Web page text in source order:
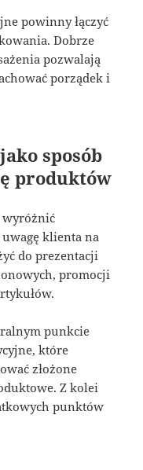
powinny łączyć
Dobrze
pozwalają
porządek i
sposób
produktów
wyróżnić
klienta na
do prezentacji
promocji
punkcie
które
złożone
Z kolei
punktów